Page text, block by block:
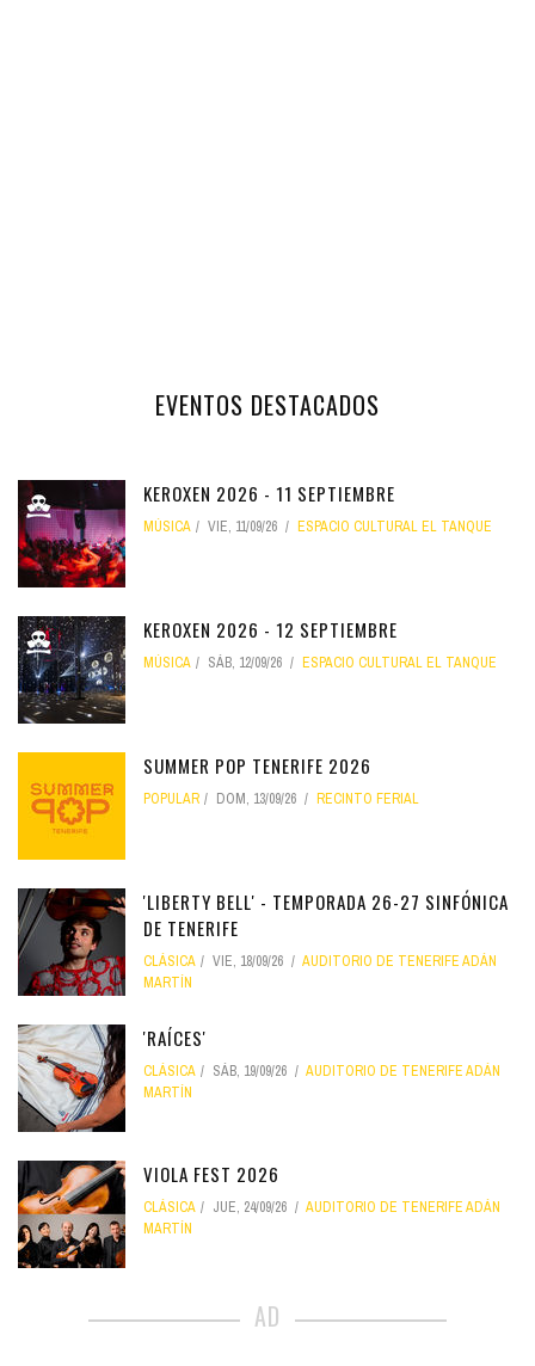
EVENTOS DESTACADOS
KEROXEN 2026 - 11 SEPTIEMBRE
MÚSICA VIE, 11/09/26 ESPACIO CULTURAL EL TANQUE
KEROXEN 2026 - 12 SEPTIEMBRE
MÚSICA SÁB, 12/09/26 ESPACIO CULTURAL EL TANQUE
SUMMER POP TENERIFE 2026
POPULAR DOM, 13/09/26 RECINTO FERIAL
'LIBERTY BELL' - TEMPORADA 26-27 SINFÓNICA
DE TENERIFE
CLÁSICA VIE, 18/09/26
AUDITORIO DE TENERIFE ADÁN
MARTÍN
'RAÍCES'
CLÁSICA SÁB, 19/09/26
AUDITORIO DE TENERIFE ADÁN
MARTÍN
VIOLA FEST 2026
CLÁSICA JUE, 24/09/26
AUDITORIO DE TENERIFE ADÁN
MARTÍN
AD